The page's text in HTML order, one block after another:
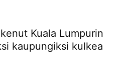
Kuala Lumpurin
kaupungiksi kulkea